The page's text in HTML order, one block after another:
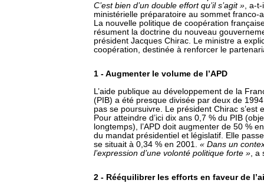
C’est bien d’un double effort qu’il s’agit », a-
ministérielle préparatoire au sommet franco-
La nouvelle politique de coopération
résument la doctrine du nouveau
président Jacques Chirac. Le ministre a
coopération, destinée à renforcer le
1 - Augmenter le volume de l’APD
L’aide publique au développement de la
(PIB) a été presque divisée par deux de
pas se poursuivre. Le président Chirac
Pour atteindre d’ici dix ans 0,7 % du PIB
longtemps), l’APD doit augmenter de 50 %
du mandat présidentiel et législatif. Elle
se situait à 0,34 % en 2001. « Dans un
l’expression d’une volonté politique forte », a
2 - Rééquilibrer les efforts en faveur de